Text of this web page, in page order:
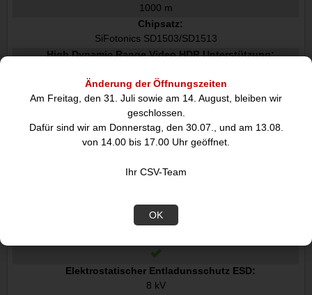
Änderung der Öffnungszeiten
Am Freitag, den 31. Juli sowie am 14. August, bleiben wir
geschlossen.
Dafür sind wir am Donnerstag, den 30.07., und am 13.08.
von 14.00 bis 17.00 Uhr geöffnet.
Ihr CSV-Team
OK
1000 m
Chipsatz:
SiFotonics SD1503/SD1513
High Dynamic Range Video HDR Unterstützung:
Technologie mit hohem Dynamikbereich HDR:
High Dynamic Range 10 HDR10
Maximale Bildwiederholrate:
60 Hz
Kabel mode struktur:
Erweiterte Display-Identifikationsdaten EDID:
Audio Kanäle:
7.1 Kanäle
Elektrostatischer Entladunsschutz ESD:
8 kV